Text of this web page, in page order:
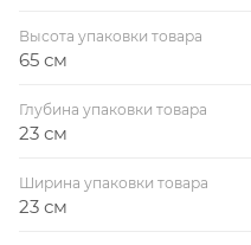
Высота упаковки товара
65 см
Глубина упаковки товара
23 см
Ширина упаковки товара
23 см